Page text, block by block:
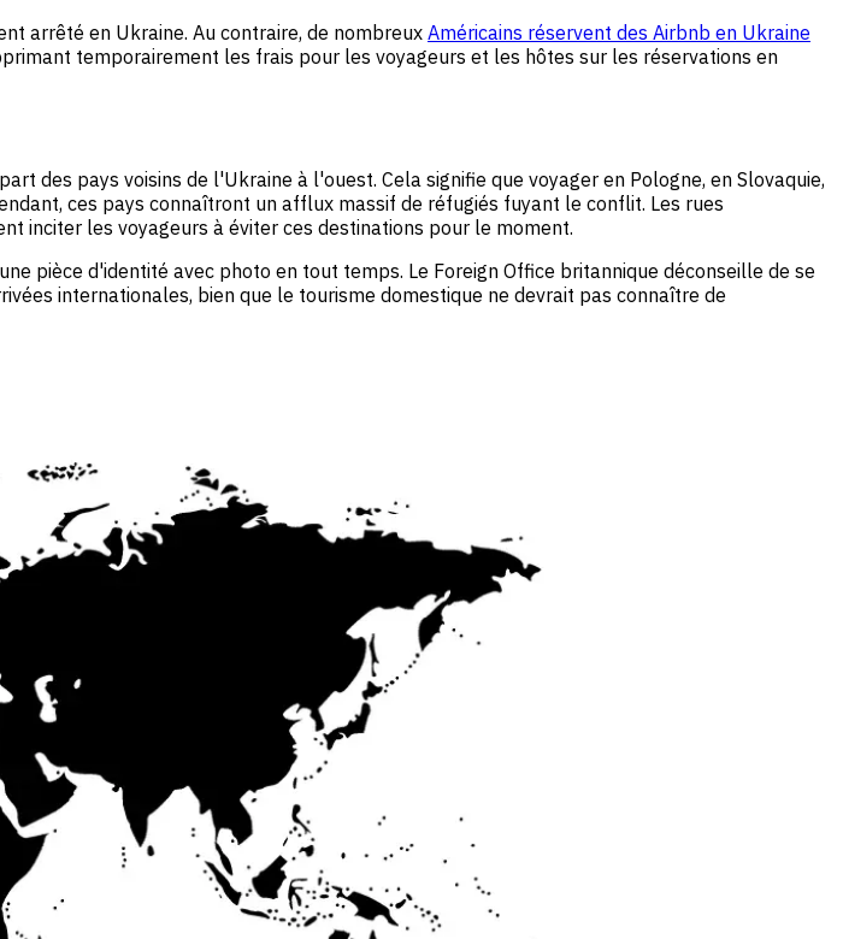
arrêté en Ukraine. Au contraire, de nombreux Américains réservent des Airbnb en Ukraine
temporairement les frais pour les voyageurs et les hôtes sur les réservations en
des pays voisins de l'Ukraine à l'ouest. Cela signifie que voyager en Pologne, en Slovaquie,
ces pays connaîtront un afflux massif de réfugiés fuyant le conflit. Les rues
inciter les voyageurs à éviter ces destinations pour le moment.
pièce d'identité avec photo en tout temps. Le Foreign Office britannique déconseille de se
internationales, bien que le tourisme domestique ne devrait pas connaître de